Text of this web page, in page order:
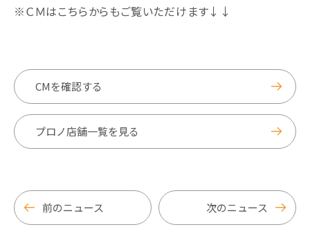
※ＣＭはこちらからもご覧いただけます↓↓
CMを確認する
プロノ店舗一覧を見る
前のニュース 次のニュース